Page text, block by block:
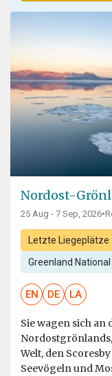
Nordost-
25 Aug - 7 Sep, 2026•
Letzte Liegeplätze
Greenland
EN DE LA
Sie wagen sich an
Welt, den
Seevögeln und